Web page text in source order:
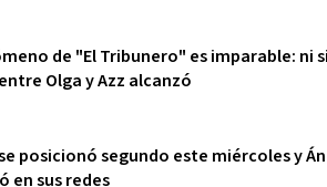
de "El Tribunero" es imparable: ni
Olga y Azz alcanzó
posicionó segundo este miércoles y
en sus redes